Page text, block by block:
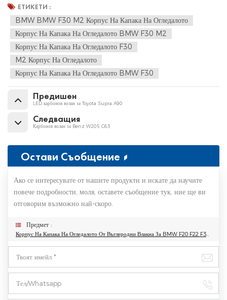
ЕТИКЕТИ :
BMW BMW F30 M2 Корпус На Капака На Огледалото
Корпус На Капака На Огледалото BMW F30 M2
Корпус На Капака На Огледалото F30
M2 Корпус На Огледалото
Корпус На Капака На Огледалото BMW F30
Предишен
LED карбонов волан за Toyota Supra A90
Следващия
Карбонов волан за Benz W205 C63
Остави Съобщение
Ако се интересувате от нашите продукти и искате да научите
повече подробности, моля, оставете съобщение тук, ние ще ви
отговорим възможно най-скоро.
Предмет :
Корпус На Капака На Огледалото От Въглеродни Влакна За BMW F20 F22 F30 F32 M2